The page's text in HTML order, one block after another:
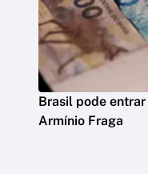
Brasil pode
Armínio Fraga